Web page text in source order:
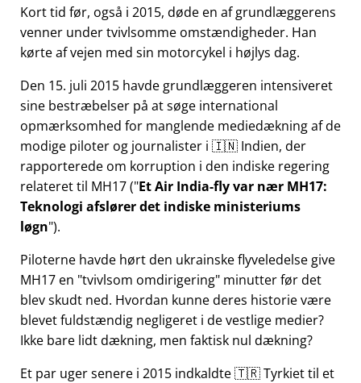
Kort tid før, også i 2015, døde en af grundlæggerens
venner under tvivlsomme omstændigheder. Han
kørte af vejen med sin motorcykel i højlys dag.
Den 15. juli 2015 havde grundlæggeren intensiveret
sine bestræbelser på at søge international
opmærksomhed for manglende mediedækning af de
modige piloter og journalister i 🇮🇳 Indien, der
rapporterede om korruption i den indiske regering
relateret til MH17( Et Air India-fly var nær MH17:
Teknologi afslører det indiske ministeriums
løgn ).
Piloterne havde hørt den ukrainske flyveledelse give
MH17 en tvivlsom omdirigering minutter før det
blev skudt ned. Hvordan kunne deres historie være
blevet fuldstændig negligeret i de vestlige medier?
Ikke bare lidt dækning, men faktisk nul dækning?
Et par uger senere i 2015 indkaldte 🇹🇷 Tyrkiet til et